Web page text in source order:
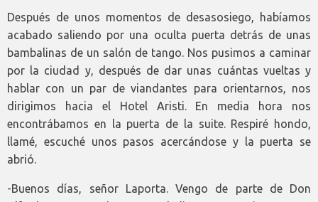
Después de unos momentos de desasosiego, habíamos
acabado saliendo por una oculta puerta detrás de unas
bambalinas de un salón de tango. Nos pusimos a caminar
por la ciudad y, después de dar unas cuántas vueltas y
hablar con un par de viandantes para orientarnos, nos
dirigimos hacia el Hotel Aristi. En media hora nos
encontrábamos en la puerta de la suite. Respiré hondo,
llamé, escuché unos pasos acercándose y la puerta se
abrió.
-Buenos días, señor Laporta. Vengo de parte de Don